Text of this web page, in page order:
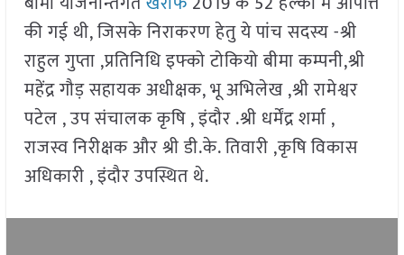
की गई थी, जिसके निराकरण हेतु ये पांच सदस्य -श्री
राहुल गुप्ता ,प्रतिनिधि इफ्को टोकियो बीमा कम्पनी,श्री
महेंद्र गौड़ सहायक अधीक्षक, भू अभिलेख ,श्री रामेश्वर
पटेल , उप संचालक कृषि , इंदौर .श्री धर्मेंद्र शर्मा ,
राजस्व निरीक्षक और श्री डी.के. तिवारी ,कृषि विकास
अधिकारी , इंदौर उपस्थित थे.